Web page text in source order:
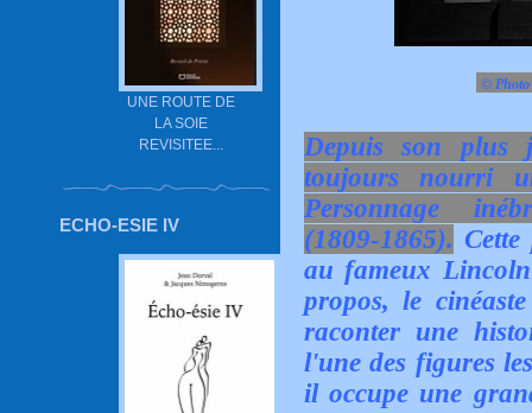
UNE ROUTE DE
LA SOIE
REVISITEE...
ECHO-ESIE IV
© Photo
Depuis son plus
toujours nourri
Personnage
(1809-1865).
au fameux
propos, le
raconter une
l'une des figures
il occupe une